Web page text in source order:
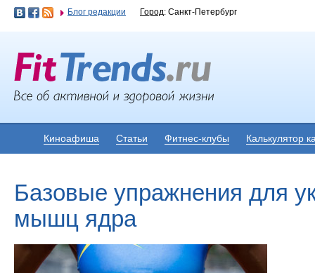
Блог редакции Город: Санкт-Петербург
Киноафиша Статьи Фитнес-клубы Калькулятор
Базовые упражнения для
мышц ядра